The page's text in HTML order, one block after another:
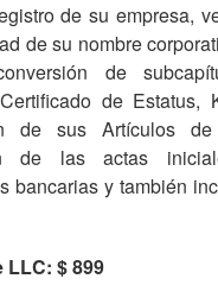
de su empresa,
de su nombre
de
de Estatus,
de sus Artículos de
de las actas
bancarias y también
LLC: $ 899